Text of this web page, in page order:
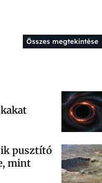
Összes megtekintése
pusztító
mint